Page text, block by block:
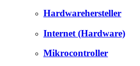
Hardwarehersteller
Internet (Hardware)
Mikrocontroller